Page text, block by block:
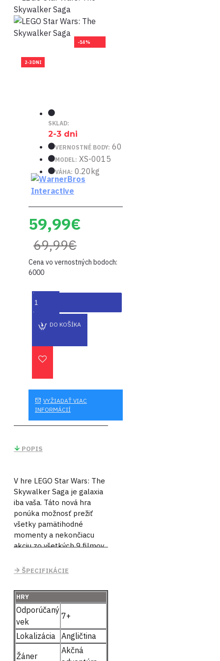
-14 %
2-3 DNI
SKLAD:
2-3 dni
VERNOSTNÉ BODY: 60
MODEL: XS-0015
VÁHA: 0.20kg
59,99€
69,99€
Cena vo vernostných bodoch:
6000
DO KOŠÍKA
VYŽIADAŤ VIAC
INFORMÁCIÍ
POPIS
V hre LEGO Star Wars: The
Skywalker Saga je galaxia
iba vaša. Táto nová hra
ponúka možnosť prežiť
všetky pamätihodné
momenty a nekončiacu
akciu zo všetkých 9 filmov.
príbehu povestný LEGO
očakávané vyvrcholenie
série. Hra ponúka hráčom
obrovskú voľnosť výberu
medzi stovkami postáv, lodí
a vozidiel, ktoré vám
vytvoria jedninečný zážitok
z hry.
ŠPECIFIKÁCIE
HRY
Odporúčaný
vek
7+
Lokalizácia Angličtina
Žáner
Akčná